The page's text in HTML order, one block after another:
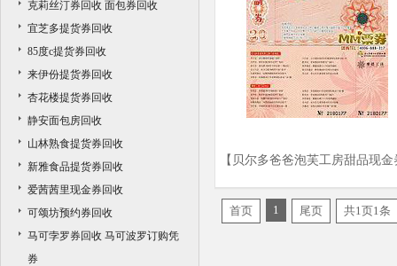
克莉丝汀券回收 面包券回收
宜芝多提货券回收
85度c提货券回收
来伊份提货券回收
杏花楼提货券回收
静安面包房回收
山林熟食提货券回收
新雅食品提货券回收
爱茜茜里现金券回收
可颂坊预约券回收
马可孛罗券回收 马可波罗订购凭
券
【贝尔多爸爸泡芙工房甜品现金
商家
首页
1 尾页 共1页1条